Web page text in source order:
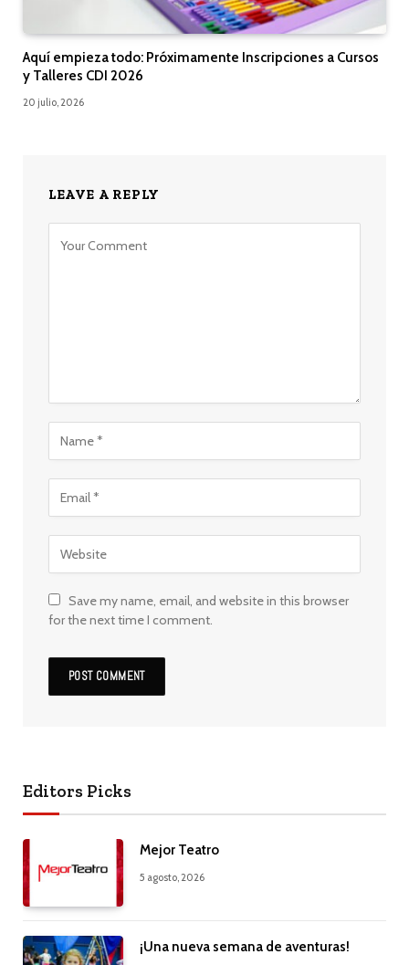
Aquí empieza todo: Próximamente Inscripciones a Cursos
y Talleres CDI 2026
20 julio, 2026
LEAVE A REPLY
Save my name, email, and website in this browser
for the next time I comment.
Editors Picks
Mejor Teatro
5 agosto, 2026
¡Una nueva semana de aventuras!